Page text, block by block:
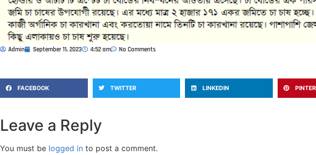
Admin September 11, 2023 4:52 am No Comments
FACEBOOK TWITTER LINKEDIN
Leave a Reply
You must be logged in to post a comment.